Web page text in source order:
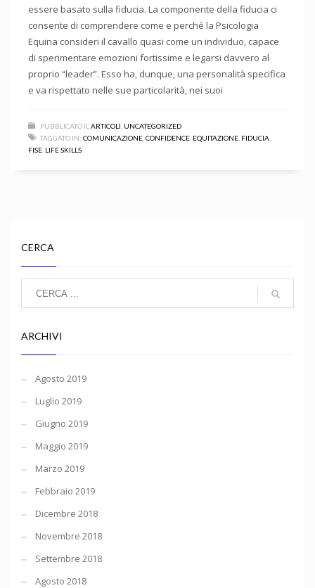
essere basato sulla fiducia. La componente della fiducia ci
consente di comprendere come e perché la Psicologia
Equina consideri il cavallo quasi come un individuo, capace
di sperimentare emozioni fortissime e legarsi davvero al
proprio “leader”. Esso ha, dunque, una personalità specifica
e va rispettato nelle sue particolarità, nei suoi
PUBBLICATO IL ARTICOLI UNCATEGORIZED
TAGGATO IN: COMUNICAZIONE CONFIDENCE EQUITAZIONE FIDUCIA
FISE LIFE SKILLS
CERCA
ARCHIVI
Agosto 2019
Luglio 2019
Giugno 2019
Maggio 2019
Marzo 2019
Febbraio 2019
Dicembre 2018
Novembre 2018
Settembre 2018
Agosto 2018